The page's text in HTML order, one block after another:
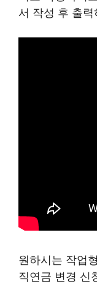
서 작성 후 출
원하시는 작업
직연금 변경 신